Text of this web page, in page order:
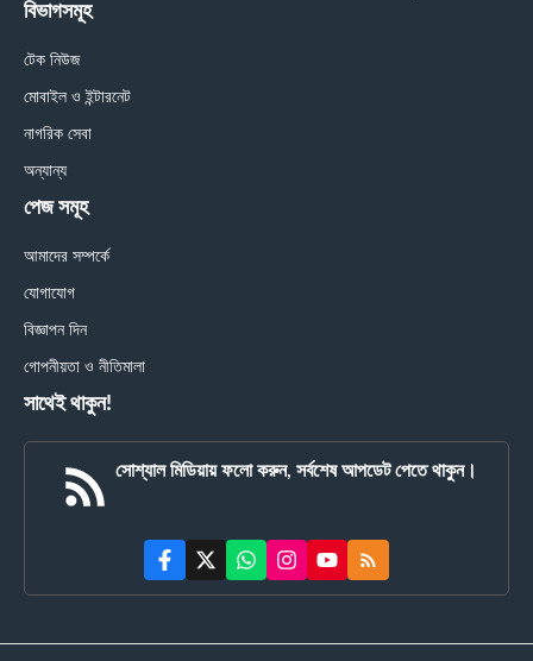
বিভাগসমূহ
টেক নিউজ
মোবাইল ও ইন্টারনেট
নাগরিক সেবা
অন্যান্য
পেজ সমূহ
আমাদের সম্পর্কে
যোগাযোগ
বিজ্ঞাপন দিন
গোপনীয়তা ও নীতিমালা
সাথেই থাকুন!
সোশ্যাল মিডিয়ায় ফলো করুন, সর্বশেষ আপডেট পেতে থাকুন।